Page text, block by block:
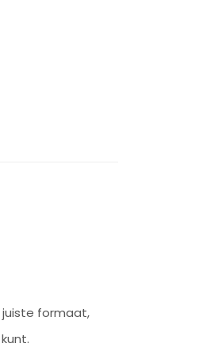
juiste formaat,